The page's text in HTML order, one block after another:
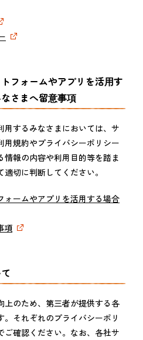
フォームやアプリを活用す
さまへ留意事項
用するみなさまにおいては、サ
用規約やプライバシーポリシー
情報の内容や利用目的等を踏ま
切に判断してください。
ォームやアプリを活用する場合
項
上のため、第三者が提供する各
それぞれのプライバシーポリ
ご確認ください。なお、各社サ